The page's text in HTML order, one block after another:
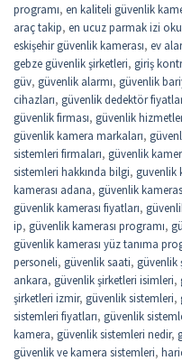
programı, en kaliteli güvenlik
araç takip, en ucuz parmak izi
eskişehir güvenlik kamerası, ev
gebze güvenlik şirketleri, giriş
güv, güvenlik alarmı, güvenlik
cihazları, güvenlik dedektör
güvenlik firması, güvenlik
güvenlik kamera markaları,
sistemleri firmaları, güvenlik
sistemleri hakkında bilgi, guvenlik
kamerası adana, güvenlik
güvenlik kamerası fiyatları,
ip, güvenlik kamerası programı,
güvenlik kamerası yüz tanıma
personeli, güvenlik saati, güvenlik
ankara, güvenlik şirketleri isimleri,
şirketleri izmir, güvenlik sistemleri,
sistemleri fiyatları, güvenlik
kamera, güvenlik sistemleri nedir,
güvenlik ve kamera sistemleri,